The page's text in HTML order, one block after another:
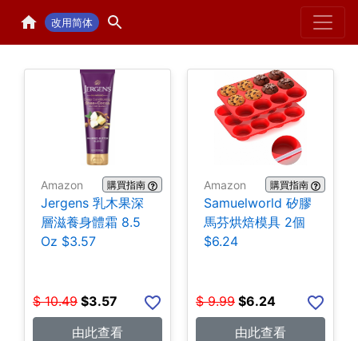
改用简体 Home
Amazon 購買指南
Jergens 乳木果深
層滋養身體霜 8.5
Oz $3.57
$ 10.49 $3.57
由此查看
Amazon 購買指南
Samuelworld 矽膠
馬芬烘焙模具 2個
$6.24
$ 9.99 $6.24
由此查看